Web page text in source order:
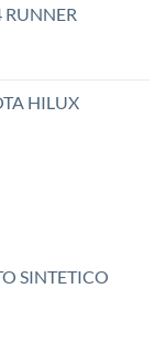
RUNNER
HILUX
SINTETICO